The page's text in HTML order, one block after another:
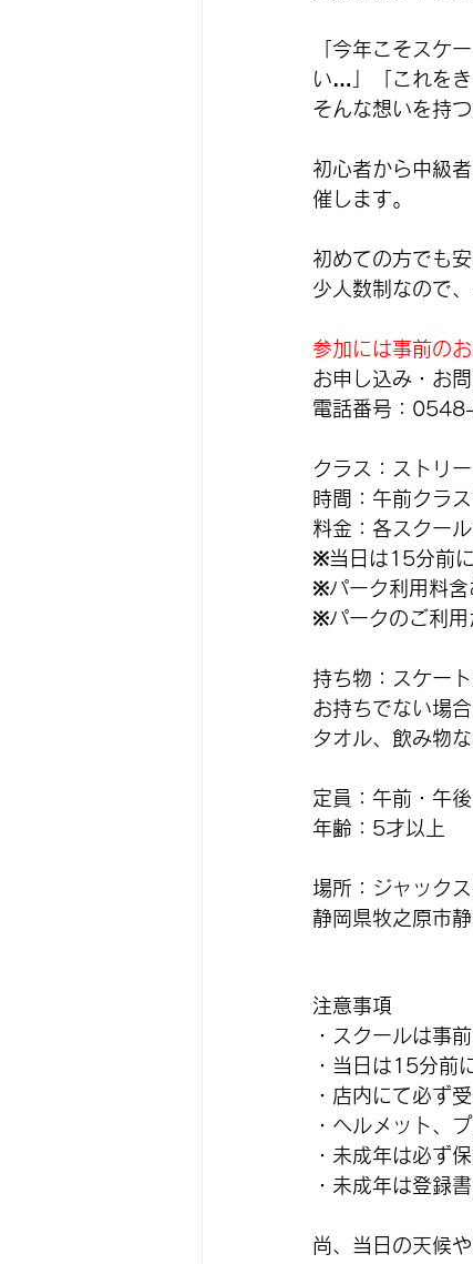
「今年こそスケ
い…」「これをき
そんな想いを持
初心者から中級
催します。
初めての方でも
少人数制なので
参加には事前の
お申し込み・お
電話番号：
クラス：ストリ
時間：午前クラ
料金：各スクー
※当日は15分前
※パーク利用料含
※パークのご利用
持ち物：スケー
お持ちでない場
タオル、飲み物
定員：午前・午
年齢：5才以上
場所：ジャック
静岡県牧之原市
注意事項
・スクールは事
・ 当日は15分前
・店内にて必ず
・ヘルメット、
・未成年は必ず
・未成年は登録
尚、当日の天候